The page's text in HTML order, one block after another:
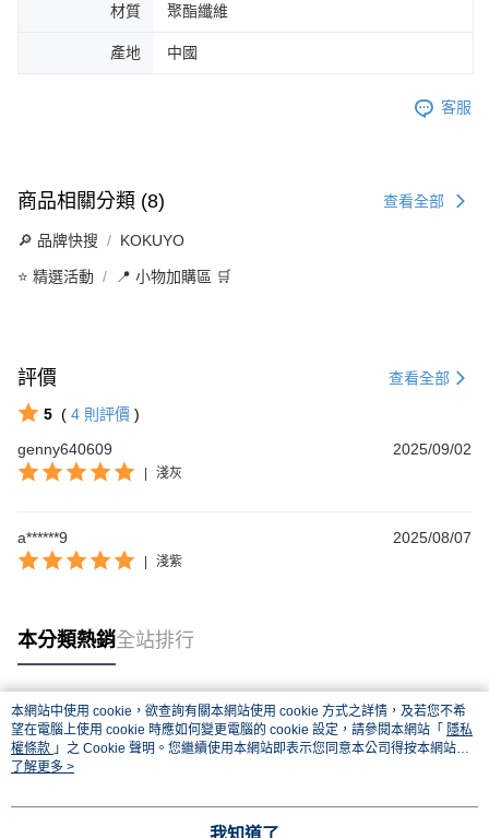
材質 聚酯纖維
產地 中國
客服
商品相關分類 (8) 查看全部
🔎 品牌快搜 KOKUYO
⭐ 精選活動 📍 小物加購區 🛒
評價 查看全部
5 ( 4 則評價 )
genny640609
2025/09/02
| 淺灰
a******9 2025/08/07
| 淺紫
本分類熱銷全站排行
熱門標籤
本網站中使用 cookie，欲查詢有關本網站使用 cookie 方式之詳情，及若您不希
望在電腦上使用 cookie 時應如何變更電腦的 cookie 設定，請參閱本網站「 隱私
權條款 」之 Cookie 聲明。您繼續使用本網站即表示您同意本公司得按本網站使
用條款之 Cookie 聲明使用 cookie。
了解更多 >
我知道了